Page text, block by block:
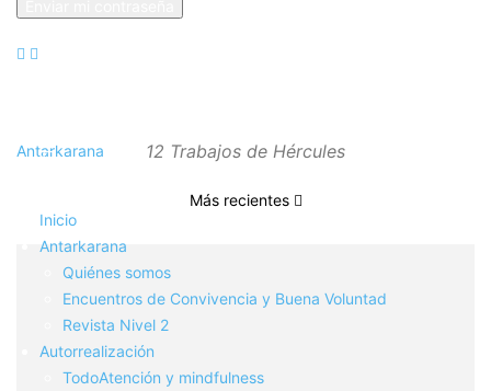
Antarkarana
Inicio
Antarkarana
Quiénes somos
Encuentros de Convivencia y Buena Voluntad
Revista Nivel 2
Autorrealización
TodoAtención y mindfulness
12 Trabajos de Hércules
Más recientes